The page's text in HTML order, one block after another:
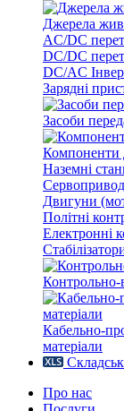
Джерела
AC/DC
DC/DC
DC/AC
Зарядні
Засоби
Компоненти
Наземні
Двигуни
Політні
Електронні
Контрольно-
Кабельно-
матеріали
Про нас